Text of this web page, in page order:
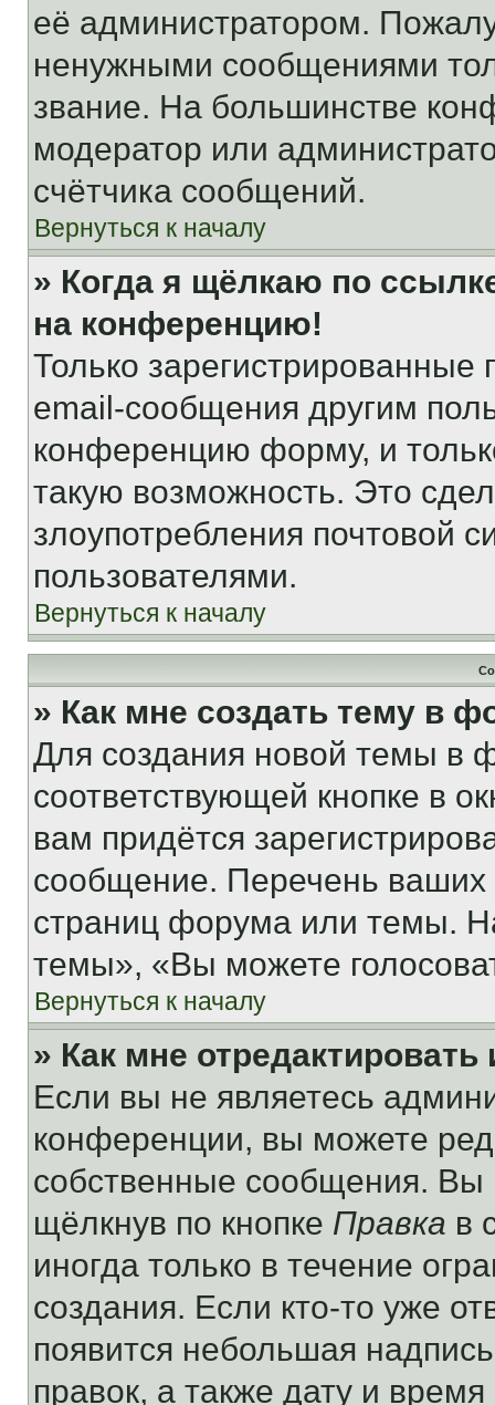
её администратором.
ненужными сообщениями
звание. На большинстве
модератор или
счётчика сообщений.
Вернуться к началу
» Когда я щёлкаю по
на конференцию!
Только зарегистрированные
email-сообщения другим
конференцию форму, и
такую возможность. Это
злоупотребления почтовой
пользователями.
Вернуться к началу
» Как мне создать тему в
Для создания новой темы в
соответствующей кнопке в
вам придётся
сообщение. Перечень ваших
страниц форума или темы.
темы», «Вы можете
Вернуться к началу
» Как мне
Если вы не являетесь
конференции, вы можете
собственные сообщения. Вы
щёлкнув по кнопке Правка в
иногда только в течение
создания. Если кто-то уже
появится небольшая
правок, а также дату и